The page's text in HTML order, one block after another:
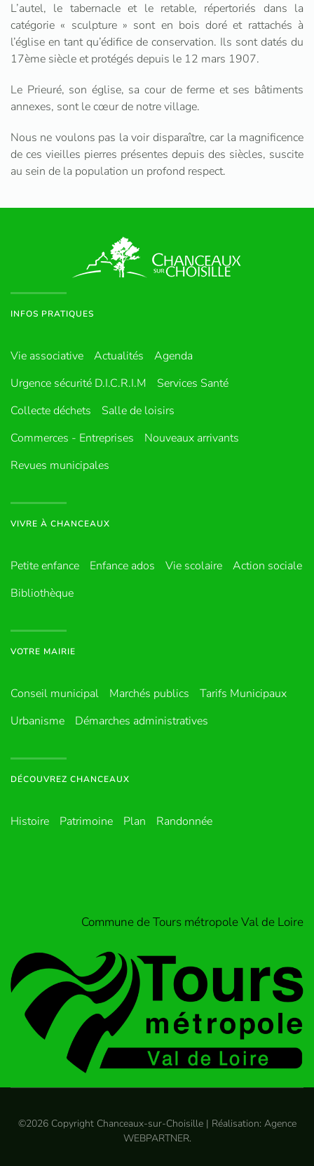
L’autel, le tabernacle et le retable, répertoriés dans la
catégorie « sculpture » sont en bois doré et rattachés à
l’église en tant qu’édifice de conservation. Ils sont datés du
17ème siècle et protégés depuis le 12 mars 1907.
Le Prieuré, son église, sa cour de ferme et ses bâtiments
annexes, sont le cœur de notre village.
Nous ne voulons pas la voir disparaître, car la magnificence
de ces vieilles pierres présentes depuis des siècles, suscite
au sein de la population un profond respect.
INFOS PRATIQUES
Vie associative Actualités
Agenda
Urgence sécurité D.I.C.R.I.M
Services Santé
Collecte déchets
Salle de loisirs
Commerces - Entreprises
Nouveaux arrivants
Revues municipales
VIVRE À CHANCEAUX
Petite enfance Enfance ados Vie scolaire
Action sociale
Bibliothèque
VOTRE MAIRIE
Conseil municipal Marchés publics
Tarifs Municipaux
Urbanisme
Démarches administratives
DÉCOUVREZ CHANCEAUX
Histoire Patrimoine Plan Randonnée
Commune de Tours métropole Val de Loire
©2026Copyright Chanceaux-sur-Choisille | Réalisation: Agence
WEBPARTNER.